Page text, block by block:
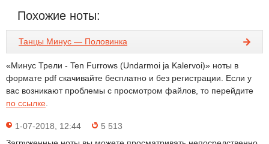
Похожие ноты:
Танцы Минус — Половинка
«Минус Трели - Ten Furrows (Undarmoi ja Kalervoi)» ноты в
формате pdf скачивайте бесплатно и без регистрации. Если у
вас возникают проблемы с просмотром файлов, то перейдите
по ссылке
1-07-2018, 12:44
5 513